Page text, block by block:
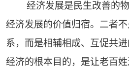
经济发展是民生改善的
经济发展的价值归宿。二者
系，而是相辅相成、互促共
经济的根本目的，是让老百